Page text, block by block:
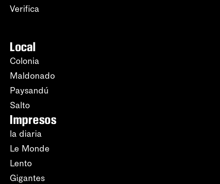
Verifica
Local
Colonia
Maldonado
Paysandú
Salto
Impresos
la diaria
Le Monde
Lento
Gigantes